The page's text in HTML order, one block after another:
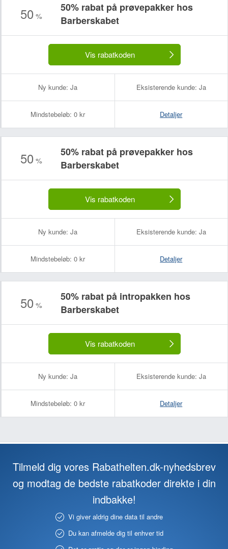
50 %
50% rabat på prøvepakker hos
Barberskabet
Vis rabatkoden
Ny kunde: Ja Eksisterende kunde: Ja
Mindstebeløb: 0 kr Detaljer
50 %
50% rabat på prøvepakker hos
Barberskabet
Vis rabatkoden
Ny kunde: Ja Eksisterende kunde: Ja
Mindstebeløb: 0 kr Detaljer
50 %
50% rabat på intropakken hos
Barberskabet
Vis rabatkoden
Ny kunde: Ja Eksisterende kunde: Ja
Mindstebeløb: 0 kr Detaljer
Tilmeld dig vores Rabathelten.dk-nyhedsbrev
og modtag de bedste rabatkoder direkte i din
indbakke!
Vi giver aldrig dine data til andre
Du kan afmelde dig til enhver tid